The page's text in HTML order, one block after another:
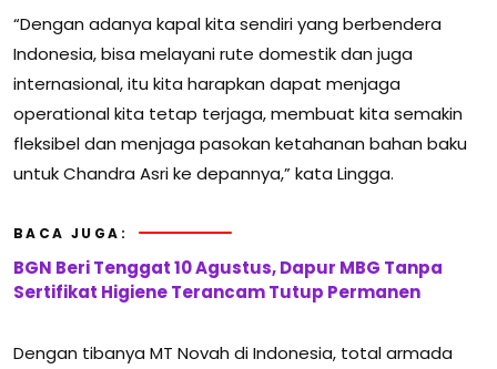
“Dengan adanya kapal kita sendiri yang berbendera
Indonesia, bisa melayani rute domestik dan juga
internasional, itu kita harapkan dapat menjaga
operational kita tetap terjaga, membuat kita semakin
fleksibel dan menjaga pasokan ketahanan bahan baku
untuk Chandra Asri ke depannya,” kata Lingga.
BACA JUGA:
BGN Beri Tenggat 10 Agustus, Dapur MBG Tanpa
Sertifikat Higiene Terancam Tutup Permanen
Dengan tibanya MT Novah di Indonesia, total armada